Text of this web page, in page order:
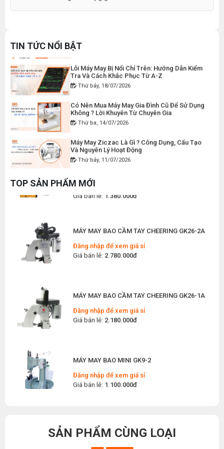
TIN TỨC NỔI BẬTThứ tư, 22/07/2026
Tra Và Cách Khắc Phục Từ A-Z
Thứ bảy, 18/07/2026
Không ? Lời Khuyên Từ Chuyên Gia
Thứ ba, 14/07/2026
Và Nguyên Lý Hoạt Động
Thứ bảy, 11/07/2026
Đúng Kỹ Thuật
Thứ bảy, 04/07/2026
Top 5 Máy May Gia Đình Đáng Mua Nhất Hiện
Nay 2026
Nguyên Lý Hoạt Động Chi Tiết
Hướng Dẫn Cách Sửa Bàn Ủi Hơi Nước Tại Nhà
Máy Khoan Lấy Dấu Vải Là Gì? Hướng Dẫn Chọn
Mua Cho Xưởng May Hiệu Quả
Thứ ba, 16/06/2026
Cách Phân Biệt Máy Vắt Sổ Siruba Hàng Nhái
Và Chính Hãng Chuẩn Xác
TOP SẢN PHẨM MỚI
Đăng nhập để xem giá sỉ
Giá bán lẻ:
MÁY MAY BAO CẦM TAY CHẠY PIN GK9-520
Đăng nhập để xem giá sỉ
Giá bán lẻ: 2.400.000đ
MÁY MAY BAO CẦM TAY GK9-500 KHÔNG BÌNH
DẦU
Giá bán lẻ:
Đăng nhập để xem giá sỉ
Giá bán lẻ:
2.780.000đ
Đăng nhập để xem giá sỉ
Giá bán lẻ:
2.180.000đ
Đăng nhập để xem giá sỉ
Giá bán lẻ:
1.100.000đ
Đăng nhập để xem giá sỉ
SẢN PHẨM CÙNG LOẠI